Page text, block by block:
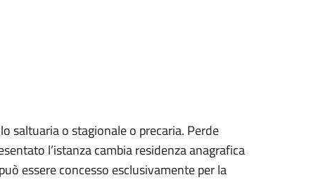
saltuaria o stagionale o precaria. Perde
l’istanza cambia residenza anagrafica
essere concesso esclusivamente per la